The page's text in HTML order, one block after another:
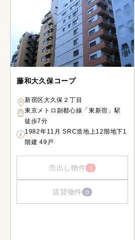
藤和大久保コープ
新宿区大久保２丁目
東京メトロ副都心線「東新宿」駅
徒歩7分
1982年11月 SRC造地上12階地下1
階建 49戸
売出し物件 0
賃貸物件 0